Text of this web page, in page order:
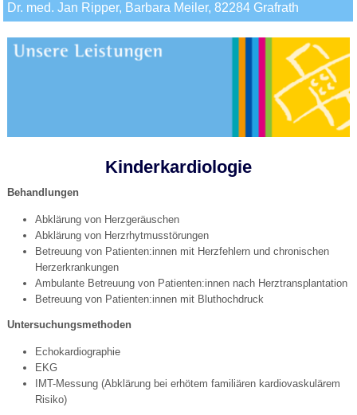
Dr. med. Jan Ripper, Barbara Meiler, 82284 Grafrath
Kinderkardiologie
Behandlungen
Abklärung von Herzgeräuschen
Abklärung von Herzrhytmusstörungen
Betreuung von Patienten:innen mit Herzfehlern und chronischen
Herzerkrankungen
Ambulante Betreuung von Patienten:innen nach Herztransplantation
Betreuung von Patienten:innen mit Bluthochdruck
Untersuchungsmethoden
Echokardiographie
EKG
IMT-Messung (Abklärung bei erhötem familiären kardiovaskulärem
Risiko)